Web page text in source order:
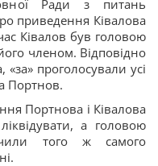
Ради з питань
приведення Ківалова
Ківалов був головою
членом. Відповідно
«за» проголосували усі
Портнов.
Портнова і Ківалова
а головою
того ж самого